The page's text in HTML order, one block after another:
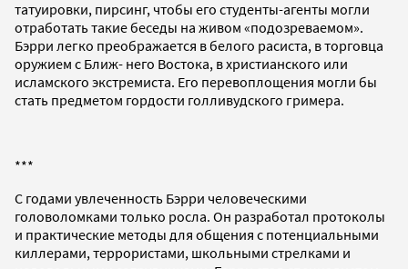
татуировки, пирсинг, чтобы его студенты-агенты могли
отработать такие беседы на живом «подозреваемом».
Бэрри легко преображается в белого расиста, в торговца
оружием с Ближ- него Востока, в христианского или
исламского экстремиста. Его перевоплощения могли бы
стать предметом гордости голливудского гримера.
***
С годами увлеченность Бэрри человеческими
головоломками только росла. Он разработал протоколы
и практические методы для общения с потенциальными
киллерами, террористами, школьными стрелками и